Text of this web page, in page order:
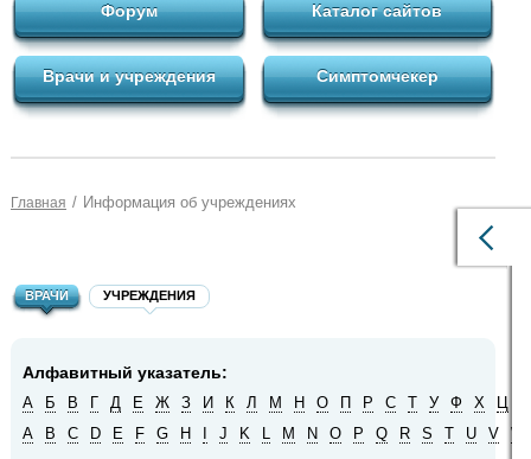
Форум Каталог сайтов
Врачи и учреждения Симптомчекер
Главная / Информация об учреждениях
ВРАЧИ УЧРЕЖДЕНИЯ
Алфавитный указатель:
А Б В Г Д Е Ж З И К Л М Н О П Р С Т У Ф Х Ц
A
B C D E F G H J K L M N O P Q R S T U V W